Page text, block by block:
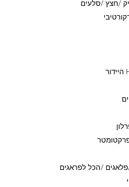
/חצץ /סלעים
/הכל לפראגים